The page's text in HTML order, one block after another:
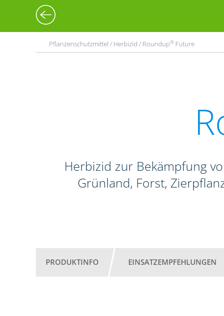
Pflanzenschutzmittel / Herbizid / Roundup® Future
Herbizid zur Bekämpfung
Grünland, Forst,
PRODUKTINFO EINSATZEMPFEHLUNGEN